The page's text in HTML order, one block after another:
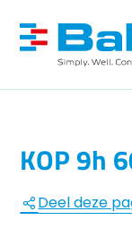
KOP 9h
Deel deze